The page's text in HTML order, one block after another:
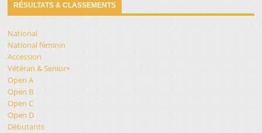
RÉSULTATS & CLASSEMENTS
National
National féminin
Accession
Vétéran & Senior+
Open A
Open B
Open C
Open D
Débutants